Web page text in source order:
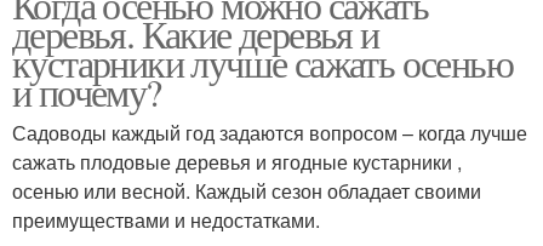
деревья. Какие деревья и
кустарники лучше сажать осенью
и почему?
Садоводы каждый год задаются вопросом – когда лучше
сажать плодовые деревья и ягодные кустарники ,
осенью или весной. Каждый сезон обладает своими
преимуществами и недостатками.